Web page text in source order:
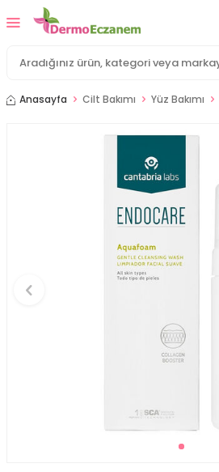
Anasayfa Cilt Bakımı Yüz Bakımı